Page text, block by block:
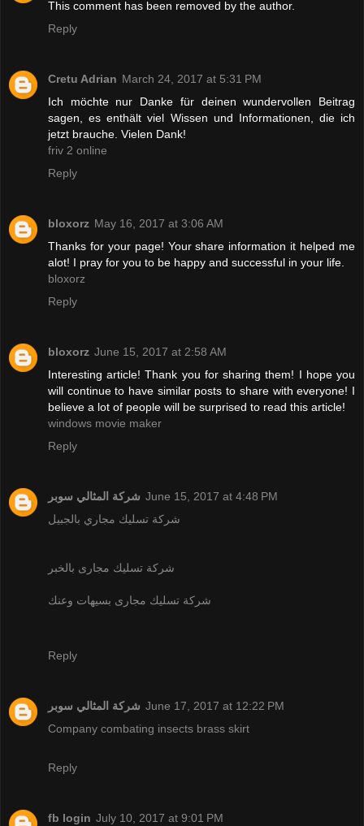
This comment has been removed by the author.
Reply
Cretu Adrian March 24, 2017 at 5:31 PM
Ich möchte nur Danke für deinen wundervollen Beitrag
sagen, es enthält viel Wissen und Informationen, die ich
jetzt brauche. Vielen Dank!
friv 2 online
Reply
bloxorz May 16, 2017 at 3:06 AM
Thanks for your page! Your share information it helped me
alot! I pray for you to be happy and successful in your life.
bloxorz
Reply
bloxorz June 15, 2017 at 2:58 AM
Interesting article! Thank you for sharing them! I hope you
will continue to have similar posts to share with everyone! I
believe a lot of people will be surprised to read this article!
windows movie maker
Reply
شركة المثالي سوبر June 15, 2017 at 4:48 PM
شركة تسليك مجاري بالجبيل
شركة تسليك مجارى بالخبر
شركة تسليك مجارى بسيهات وعنك
Reply
شركة المثالي سوبر June 17, 2017 at 12:22 PM
Company combating insects brass skirt
Reply
fb login July 10, 2017 at 9:01 PM